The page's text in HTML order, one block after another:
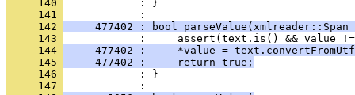
     140
            : }
     141
     142
477402 : bool
     143
     144
477402 :     *value =
     145
     477402 :     return true;
     146
            : }
     147